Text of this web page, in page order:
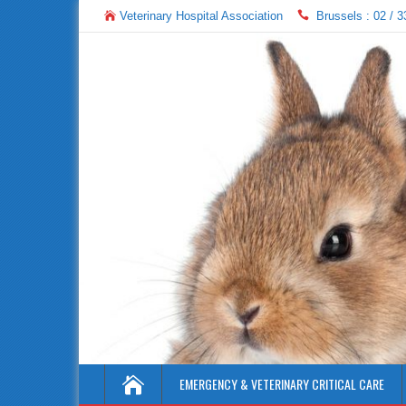
Veterinary Hospital Association Brussels : 02 /
"In-Home care for your pets"
EMERGENCY & VETERINARY CRITICAL CARE